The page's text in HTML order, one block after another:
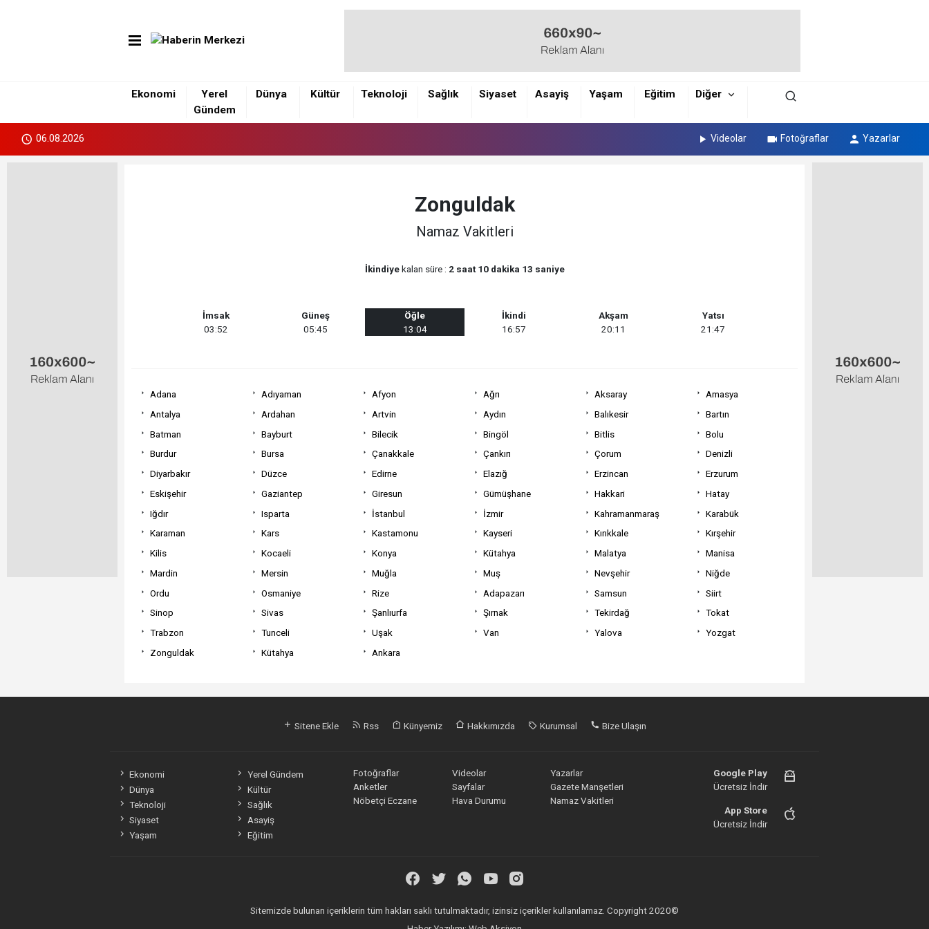
Ekonomi
Yerel
Gündem
Dünya Kültür Teknoloji Sağlık Siyaset Asayiş Yaşam Eğitim Diğer
06.08.2026 Videolar Fotoğraflar Yazarlar
Zonguldak
Namaz Vakitleri
İkindiyekalan süre : 2 saat 10 dakika 13 saniye
İmsak
03:52
Güneş
05:45
Öğle
13:04
İkindi
16:57
Akşam
20:11
Yatsı
21:47
Adana Adıyaman Afyon Ağrı Aksaray
Amasya
Antalya
Ardahan Artvin Aydın Balıkesir
Bartın
Batman
Bayburt Bilecik Bingöl Bitlis
Bolu
Burdur
Bursa Çanakkale Çankırı Çorum
Denizli
Diyarbakır
Düzce Edirne Elazığ Erzincan
Erzurum
Eskişehir
Gaziantep Giresun Gümüşhane Hakkari
Hatay
Iğdır
Isparta İstanbul İzmir Kahramanmaraş
Karabük
Karaman
Kars Kastamonu Kayseri Kırıkkale
Kırşehir
Kilis
Kocaeli Konya Kütahya Malatya
Manisa
Mardin
Mersin Muğla Muş Nevşehir
Niğde
Ordu
Osmaniye Rize Adapazarı Samsun
Siirt
Sinop
Sivas Şanlıurfa Şırnak Tekirdağ
Tokat
Trabzon
Tunceli Uşak Van Yalova
Yozgat
Zonguldak
Kütahya Ankara
Sitene Ekle Rss Künyemiz Hakkımızda Kurumsal Bize Ulaşın
Ekonomi
Yerel Gündem
Dünya
Kültür
Teknoloji
Sağlık
Siyaset
Asayiş
Yaşam
Eğitim
Fotoğraflar Videolar
Yazarlar
Anketler
Sayfalar
Gazete Manşetleri
Nöbetçi Eczane
Hava Durumu Namaz Vakitleri
Google Play
Ücretsiz İndir
App Store
Ücretsiz İndir
Sitemizde bulunan içeriklerin tüm hakları saklı tutulmaktadır, izinsiz içerikler kullanılamaz. Copyright 2020©